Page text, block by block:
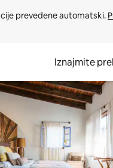
prevedene automatski.
Iznajmite